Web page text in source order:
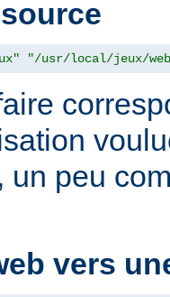
"/usr/local/jeux/
un peu
vers